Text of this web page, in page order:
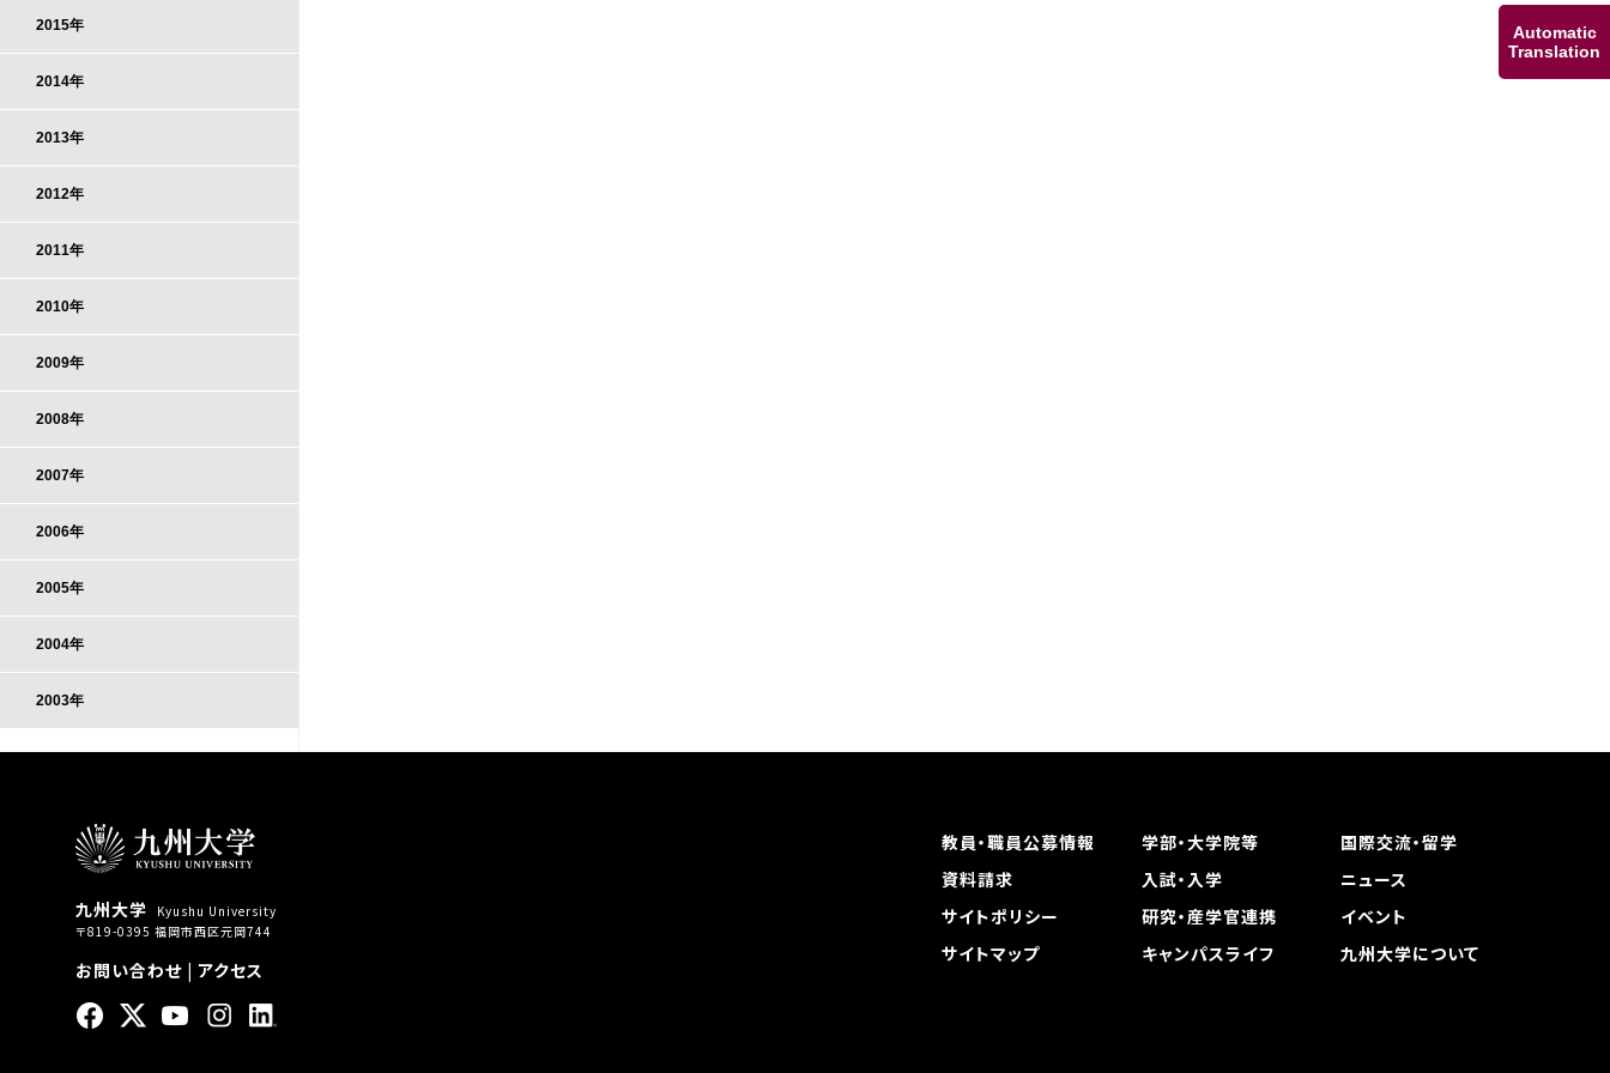
Automatic
Translation
2015年
2014年
2013年
2012年
2011年
2010年
2009年
2008年
2007年
2006年
2005年
2004年
2003年
九州大学
Kyushu University
〒819-0395 福岡市西区元岡744
お問い合わせ |アクセス
教員・職員公募情報 学部・大学院等
国際交流・留学
資料請求
入試・入学
ニュース
サイトポリシー
研究・産学官連携
イベント
サイトマップ
キャンパスライフ 九州大学について